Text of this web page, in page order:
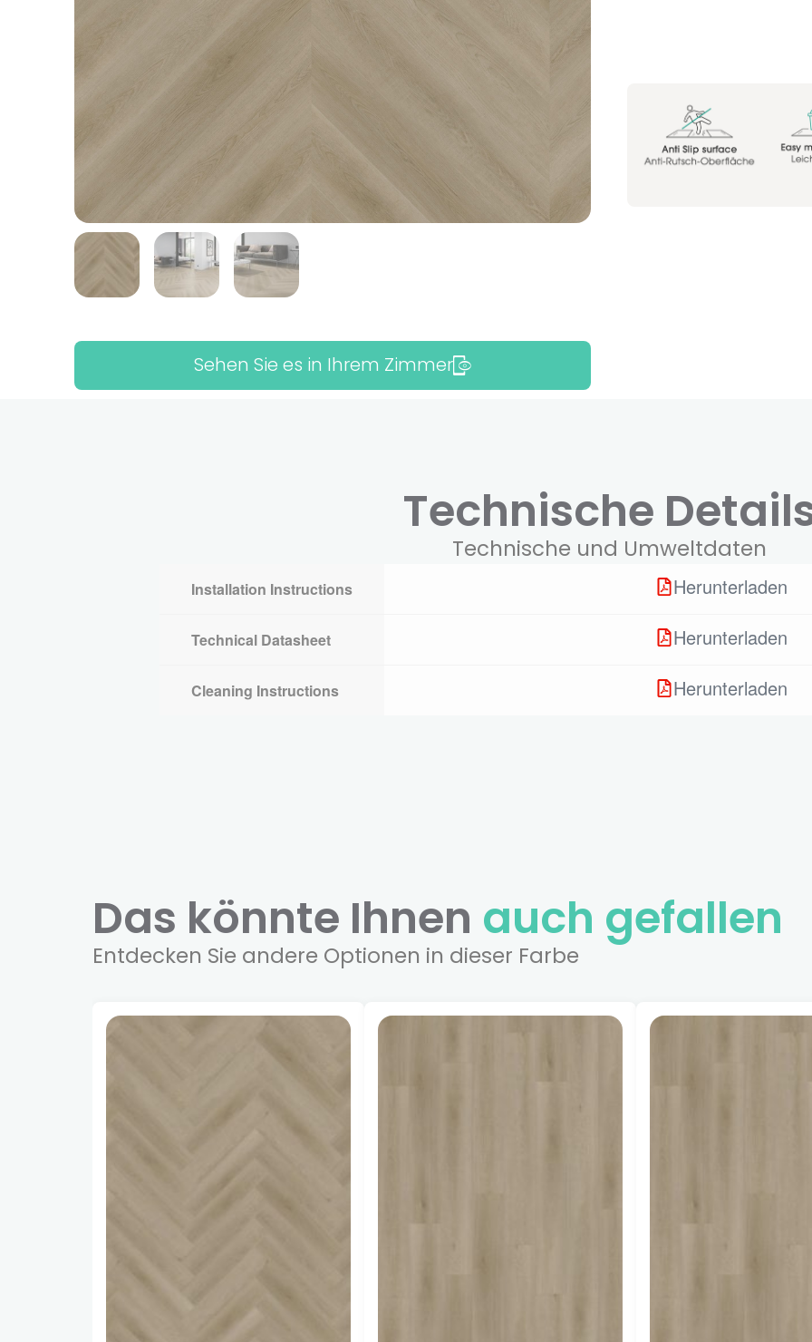
Sehen Sie es in Ihrem Zimmer
Technische
Technische und Umweltdaten
Installation Instructions Herunterladen
Technical Datasheet Herunterladen
Cleaning Instructions Herunterladen
Das könnte Ihnen auch gefallen
Entdecken Sie andere Optionen in dieser Farbe